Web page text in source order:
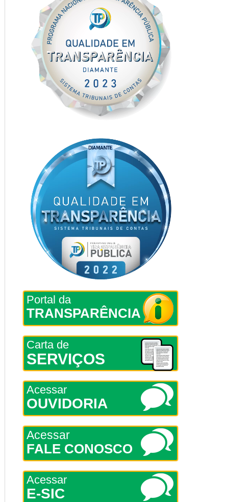
Portal da
TRANSPARÊNCIA
Carta de
SERVIÇOS
Acessar
OUVIDORIA
Acessar
FALE CONOSCO
Acessar
E-SIC